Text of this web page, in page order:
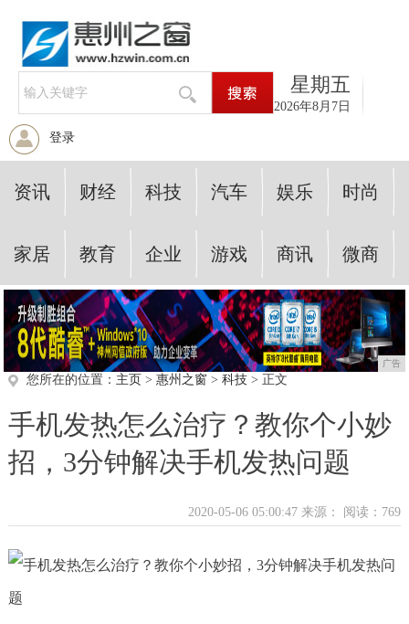
星期五
2026年8月7日
登录
资讯 财经 科技 汽车 娱乐 时尚
家居 教育 企业 游戏 商讯 微商
广告
您所在的位置： 主页 > 惠州之窗> 科技> 正文
手机发热怎么治疗？教你个小妙
招，3分钟解决手机发热问题
2020-05-06 05:00:47 来源： 阅读：769